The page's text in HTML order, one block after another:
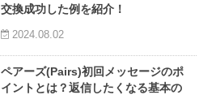
交換成功した例を紹介！
2024.08.02
ペアーズ(Pairs)初回メッセージのポ
イントとは？返信したくなる基本の